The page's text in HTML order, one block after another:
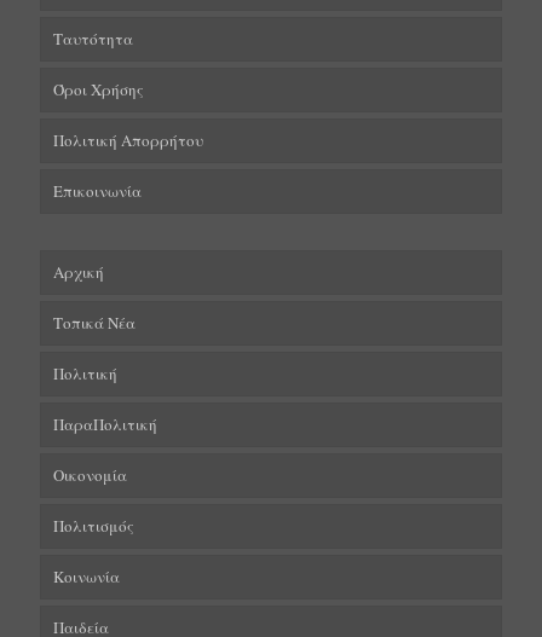
Ταυτότητα
Όροι Χρήσης
Πολιτική Απορρήτου
Επικοινωνία
Αρχική
Τοπικά Νέα
Πολιτική
ΠαραΠολιτική
Οικονομία
Πολιτισμός
Κοινωνία
Παιδεία